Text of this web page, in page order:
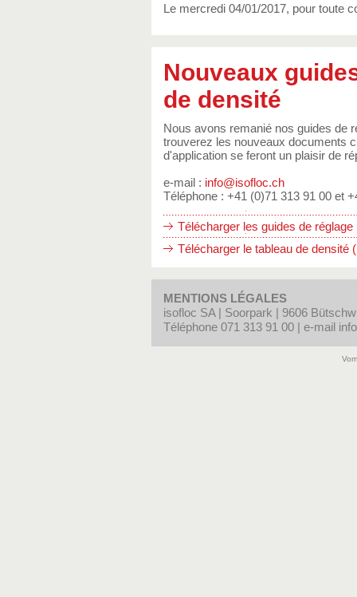
Le mercredi 04/01/2017, pour toute
Nouveaux
de densité
Nous avons remanié nos guides de
trouverez les nouveaux documents
d'application se feront un plaisir de
e-mail : info@isofloc.ch
Téléphone : +41 (0)71 313 91 00 et
Télécharger les guides de réglage
Télécharger le tableau de densité
MENTIONS LÉGALES
isofloc SA | Soorpark | 9606
Téléphone 071 313 91 00 | e-mail